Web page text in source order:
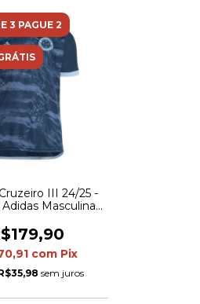
3 PAGUE 2
III 24/25 -
Masculina -
com Pix
sem juros